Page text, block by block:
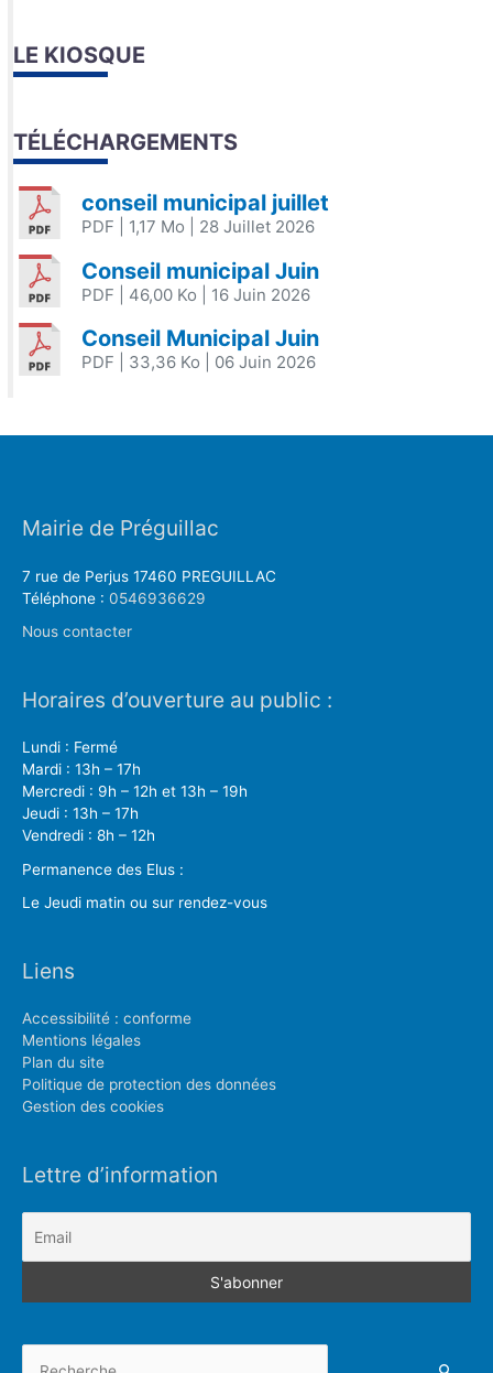
LE KIOSQUE
TÉLÉCHARGEMENTS
conseil municipal juillet
PDF | 1,17 Mo | 28 Juillet 2026
Conseil municipal Juin
PDF | 46,00 Ko | 16 Juin 2026
Conseil Municipal Juin
PDF | 33,36 Ko | 06 Juin 2026
Mairie de Préguillac
7 rue de Perjus 17460 PREGUILLAC
Téléphone : 0546936629
Nous contacter
Horaires d’ouverture au public :
Lundi : Fermé
Mardi : 13h – 17h
Mercredi : 9h – 12h et 13h – 19h
Jeudi : 13h – 17h
Vendredi : 8h – 12h
Permanence des Elus :
Le Jeudi matin ou sur rendez-vous
Liens
Accessibilité : conforme
Mentions légales
Plan du site
Politique de protection des données
Gestion des cookies
Lettre d’information